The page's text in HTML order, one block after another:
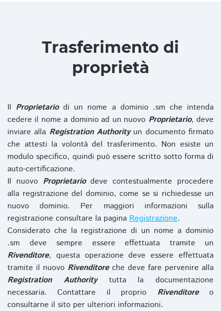
Trasferimento di
proprietà
Il Proprietariodi un nome a dominio .sm che intenda
cedere il nome a dominio ad un nuovo Proprietario, deve
inviare alla Registration Authorityun documento firmato
che attesti la volontà del trasferimento. Non esiste un
modulo specifico, quindi può essere scritto sotto forma di
auto-certificazione.
Il nuovo Proprietariodeve contestualmente procedere
alla registrazione del dominio, come se si richiedesse un
nuovo dominio. Per maggiori informazioni sulla
registrazione consultare la pagina Registrazione.
Considerato che la registrazione di un nome a dominio
.sm deve sempre essere effettuata tramite un
Rivenditore, questa operazione deve essere effettuata
tramite il nuovo Rivenditoreche deve fare pervenire alla
Registration Authoritytutta la documentazione
necessaria. Contattare il proprio Rivenditoreo
consultarne il sito per ulteriori informazioni.